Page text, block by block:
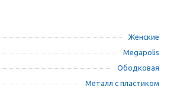
Женские
Megapolis
Ободковая
Металл с пластиком